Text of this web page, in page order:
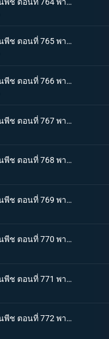
One piece วันพีช ตอนที่ 765 พากย์ไทย ไปหานายท่านเนโกมามูชิกันเถอะ
One piece วันพีช ตอนที่ 766 พากย์ไทย ลูฟี่ตัดสินใจ การถอนตัวของซันจิ
One piece วันพีช ตอนที่ 767 พากย์ไทย สถานการณ์ตึงเครียด สุนัขกับแมว และซามูไร
One piece วันพีช ตอนที่ 768 พากย์ไทย คนที่สาม! นินจาไรโซแห่งหมอกปรากฏตัว
One piece วันพีช ตอนที่ 769 พากย์ไทย หินสีแดง สิ่งที่นำทางไปสู่วันพีซ
One piece วันพีช ตอนที่ 770 พากย์ไทย ความลับของวะโนะคุนิ ตระกูลโคสึกิกับโพเนกลิฟ
One piece วันพีช ตอนที่ 771 พากย์ไทย คำสาบานของลูกผู้ชาย! ลูฟี่และโคซุกิโมโมโนซุเกะ!
One piece วันพีช ตอนที่ 772 พากย์ไทย การเดินทางในตำนาน แมวกับหมาและราชาโจรสลัด